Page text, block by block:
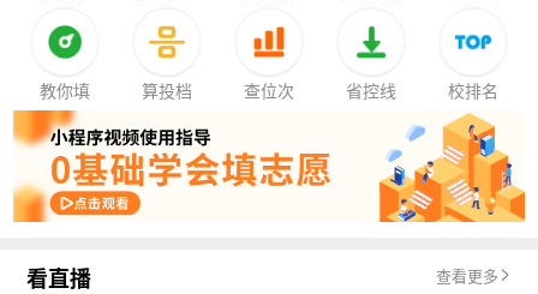
教你填 算投档 查位次 省控线 校排名
看直播 查看更多